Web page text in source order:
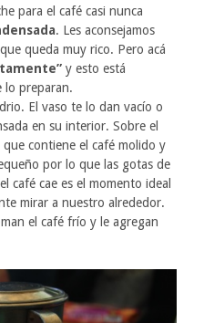
para el café casi nunca
. Les aconsejamos
queda muy rico. Pero acá
y esto está
lo preparan.
El vaso te lo dan vacío o
en su interior. Sobre el
que contiene el café molido y
por lo que las gotas de
café cae es el momento ideal
mirar a nuestro alrededor.
el café frío y le agregan